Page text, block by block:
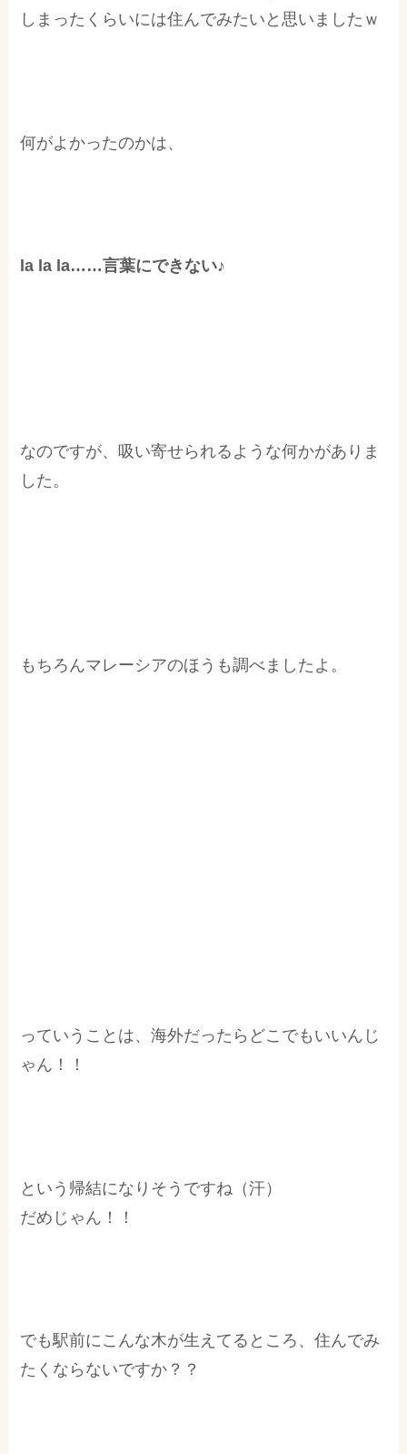
しまったくらいには住んでみたいと思いましたｗ
何がよかったのかは、
la la la……言葉にできない♪
なのですが、吸い寄せられるような何かがありま
した。
もちろんマレーシアのほうも調べましたよ。
っていうことは、海外だったらどこでもいいんじ
ゃん！！
という帰結になりそうですね（汗）
だめじゃん！！
でも駅前にこんな木が生えてるところ、住んでみ
たくならないですか？？